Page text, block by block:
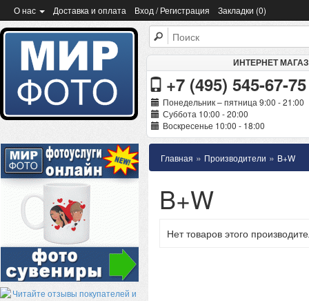
О нас Доставка и оплата Вход / Регистрация Закладки (0)
ИНТЕРНЕТ
+7 (495) 545-67-75
Понедельник – пятница 9:00 - 21:00
Суббота 10:00 - 20:00
Воскресенье 10:00 - 18:00
Главная » Производители » B+W
B+W
Нет товаров этого